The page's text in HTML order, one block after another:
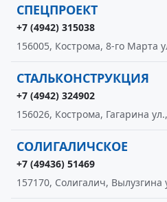
СПЕЦПРОЕКТ
+7 (4942) 315038
156005, Кострома, 8-го Марта
СТАЛЬКОНСТРУКЦИЯ
+7 (4942) 324902
156026, Кострома, Гагарина
СОЛИГАЛИЧСКОЕ
+7 (49436) 51469
157170, Солигалич, Вылузгина